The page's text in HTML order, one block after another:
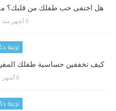
هل اختفى حب طفلك من قلبك؟ ما
6 أشهر منذ
تربية
كيف تخففين حساسية طفلك
6 أشهر منذ
تربية